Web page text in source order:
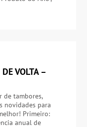
VOLTA –
de tambores,
novidades para
Primeiro:
anual de